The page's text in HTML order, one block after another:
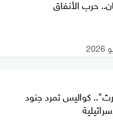
حرب الأنفاق
كواليس تمرد جنود